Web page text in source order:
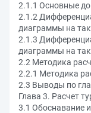
2.1.1 Основные
2.1.2
диаграммы на
2.1.3
диаграммы на
2.2 Методика
2.2.1 Методика
2.3 Выводы по
Глава 3. Расчет
3.1 Обоснавание